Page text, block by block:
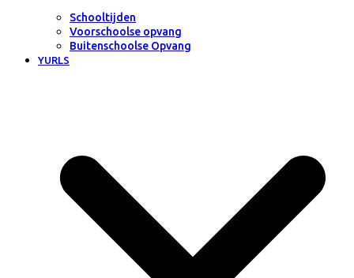
Schooltijden
Voorschoolse opvang
Buitenschoolse Opvang
YURLS